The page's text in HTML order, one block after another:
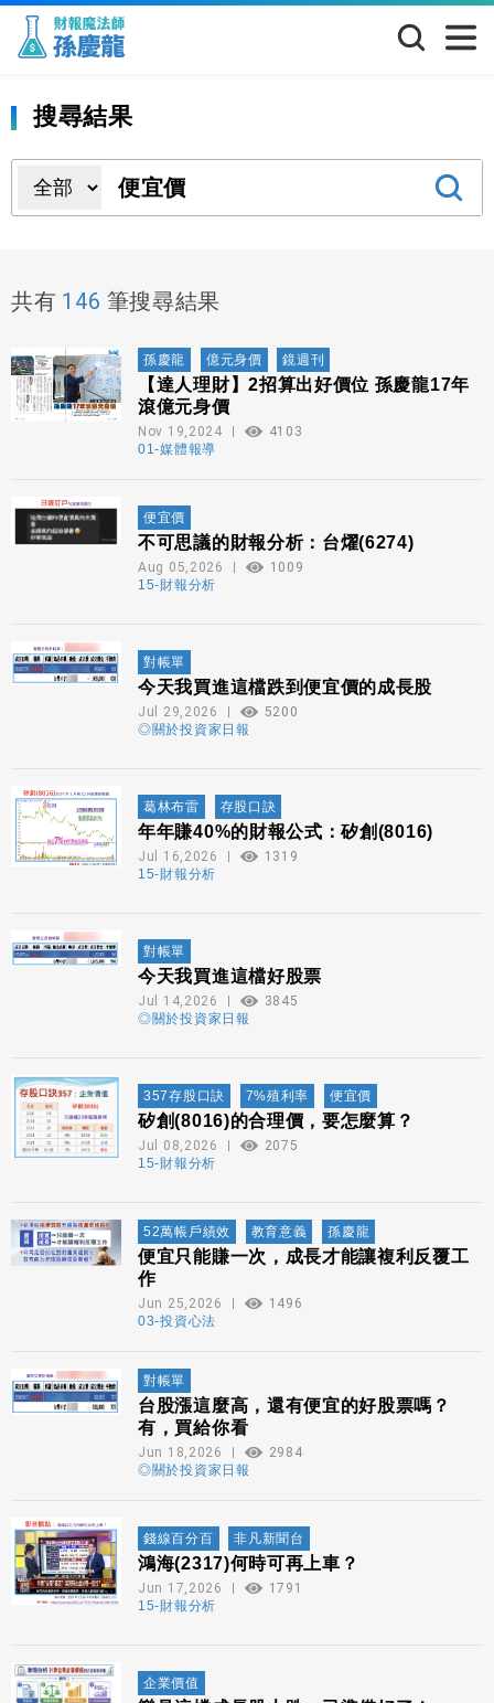
搜尋結果
共有 146 筆搜尋結果
孫慶龍 億元身價 鏡週刊
【達人理財】2招算出好價位 孫慶龍17年
滾億元身價
Nov 19,2024
4103
01-媒體報導
便宜價
不可思議的財報分析：台燿(6274)
Aug 05,2026
1009
15-財報分析
對帳單
今天我買進這檔跌到便宜價的成長股
Jul 29,2026
5200
◎關於投資家日報
葛林布雷 存股口訣
年年賺40%的財報公式：矽創(8016)
Jul 16,2026
1319
15-財報分析
對帳單
今天我買進這檔好股票
Jul 14,2026
3845
◎關於投資家日報
357存股口訣 7%殖利率 便宜價
矽創(8016)的合理價，要怎麼算？
Jul 08,2026
2075
15-財報分析
52萬帳戶績效 教育意義 孫慶龍
便宜只能賺一次，成長才能讓複利反覆工
作
Jun 25,2026
1496
03-投資心法
對帳單
台股漲這麼高，還有便宜的好股票嗎？
有，買給你看
Jun 18,2026
2984
◎關於投資家日報
錢線百分百 非凡新聞台
鴻海(2317)何時可再上車？
Jun 17,2026
1791
15-財報分析
企業價值